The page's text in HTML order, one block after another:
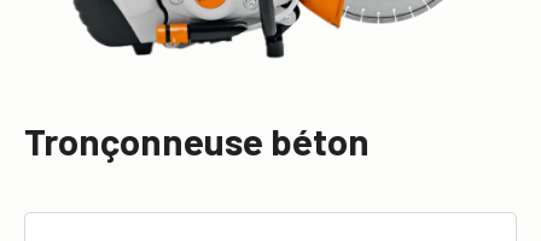
Tronçonneuse béton